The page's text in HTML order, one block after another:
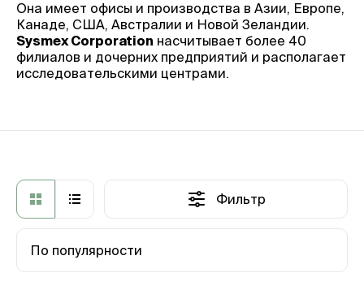
Она имеет офисы и производства в Азии, Европе,
Канаде, США, Австралии и Новой Зеландии.
Sysmex Corporation насчитывает более 40
филиалов и дочерних предприятий и располагает
исследовательскими центрами.
Фильтр
По популярности